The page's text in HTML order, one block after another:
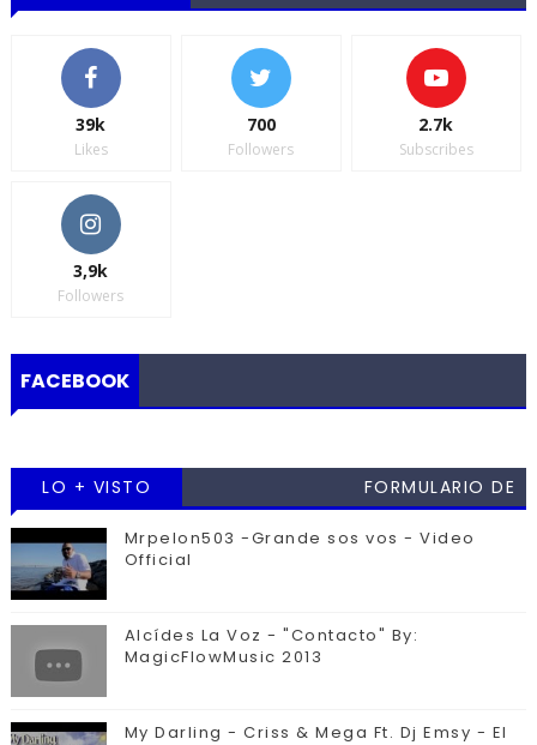
39k
Likes
700
Followers
2.7k
Subscribes
3,9k
Followers
FACEBOOK
LO + VISTO
FORMULARIO DE
Mrpelon503 -Grande sos vos - Video
Official
Alcídes La Voz - "Contacto" By:
MagicFlowMusic 2013
My Darling - Criss & Mega Ft. Dj Emsy - El